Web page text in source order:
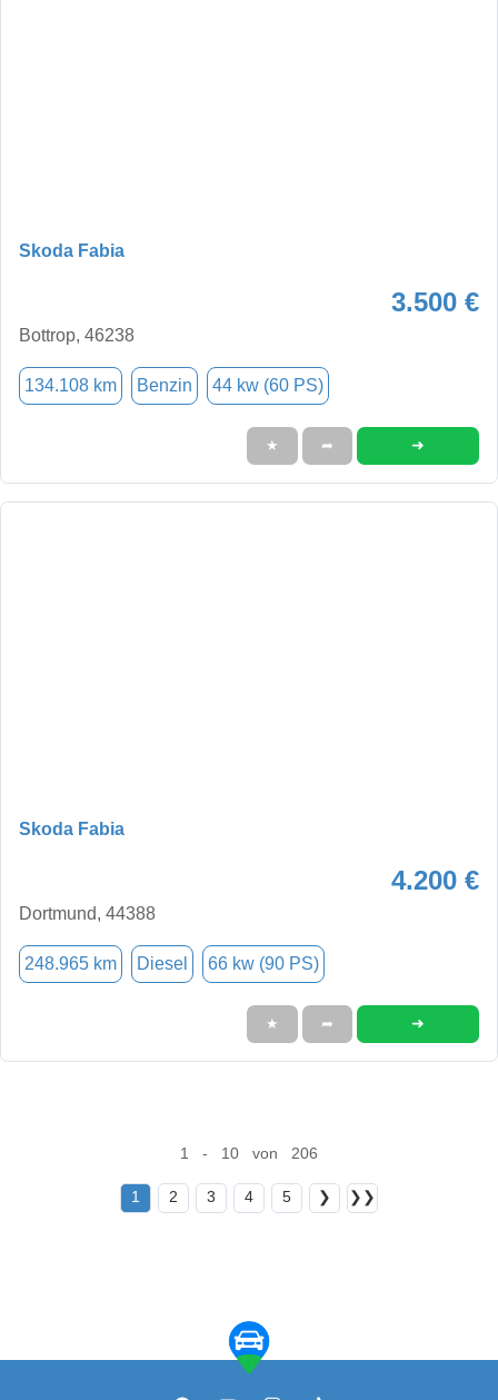
Skoda Fabia
3.500 €
Bottrop, 46238
134.108 km Benzin 44 kw (60 PS)
★ ➦ ➜
Skoda Fabia
4.200 €
Dortmund, 44388
248.965 km Diesel 66 kw (90 PS)
★ ➦ ➜
1 - 10 von 206
1 2 3 4 5 ❯ ❯❯